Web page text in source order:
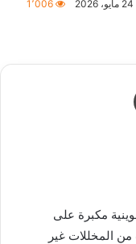
1٬006
مكبرة على
المخللات غير